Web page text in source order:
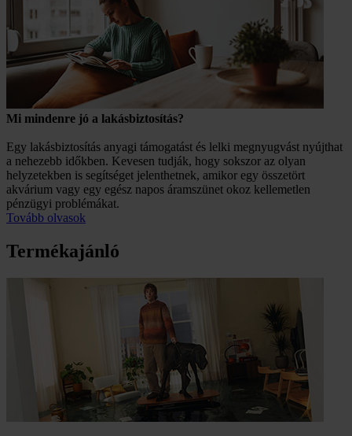
Mi mindenre jó a lakásbiztosítás?
Egy lakásbiztosítás anyagi támogatást és lelki megnyugvást nyújthat
a nehezebb időkben. Kevesen tudják, hogy sokszor az olyan
helyzetekben is segítséget jelenthetnek, amikor egy összetört
akvárium vagy egy egész napos áramszünet okoz kellemetlen
pénzügyi problémákat.
Tovább olvasok
Termékajánló